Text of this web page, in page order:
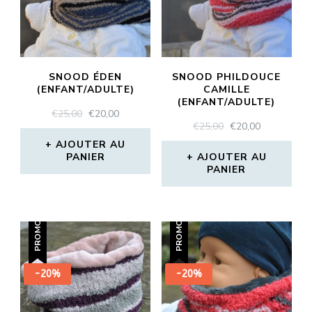
SNOOD ÉDEN
(ENFANT/ADULTE)
€25,00 LE
PRIX
INITIAL
ÉTAIT :
€25,00.
€20,00LE
PRIX
ACTUEL
€20,00.
AJOUTER AU
PANIER
SNOOD PHILDOUCE
CAMILLE
(ENFANT/ADULTE)
€25,00 LE
PRIX
INITIAL
ÉTAIT :
€25,00.
€20,00LE
PRIX
ACTUEL
€20,00.
AJOUTER AU
PANIER
PROMO !
-20%
PROMO !
-20%